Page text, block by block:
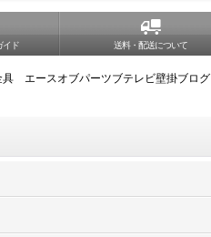
イド 送料・配送について
具 エースオブパーツブテレビ壁掛ブログ